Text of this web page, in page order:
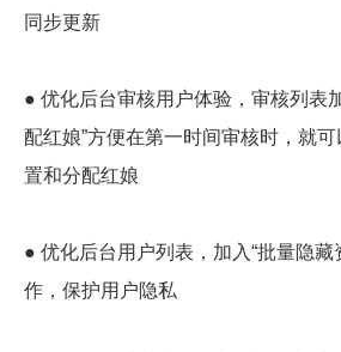
同步更新
● 优化后台审核用户体验，审核列表
配红娘”方便在第一时间审核时，就
置和分配红娘
● 优化后台用户列表，加入“批量隐藏
作，保护用户隐私